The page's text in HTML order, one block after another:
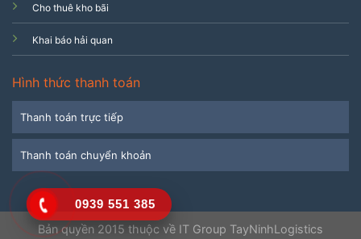
Cho thuê kho bãi
Khai báo hải quan
Hình thức thanh toán
Thanh toán trực tiếp
Thanh toán chuyển khoản
0939 551 385
Bản quyền 2015 thuộc về IT Group TayNinhLogistics